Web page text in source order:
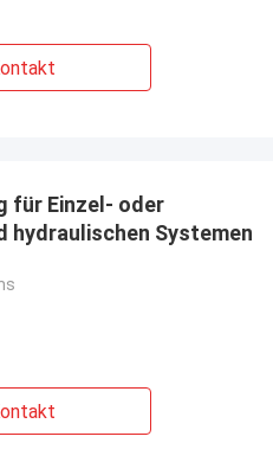
für Einzel- oder
hydraulischen Systemen